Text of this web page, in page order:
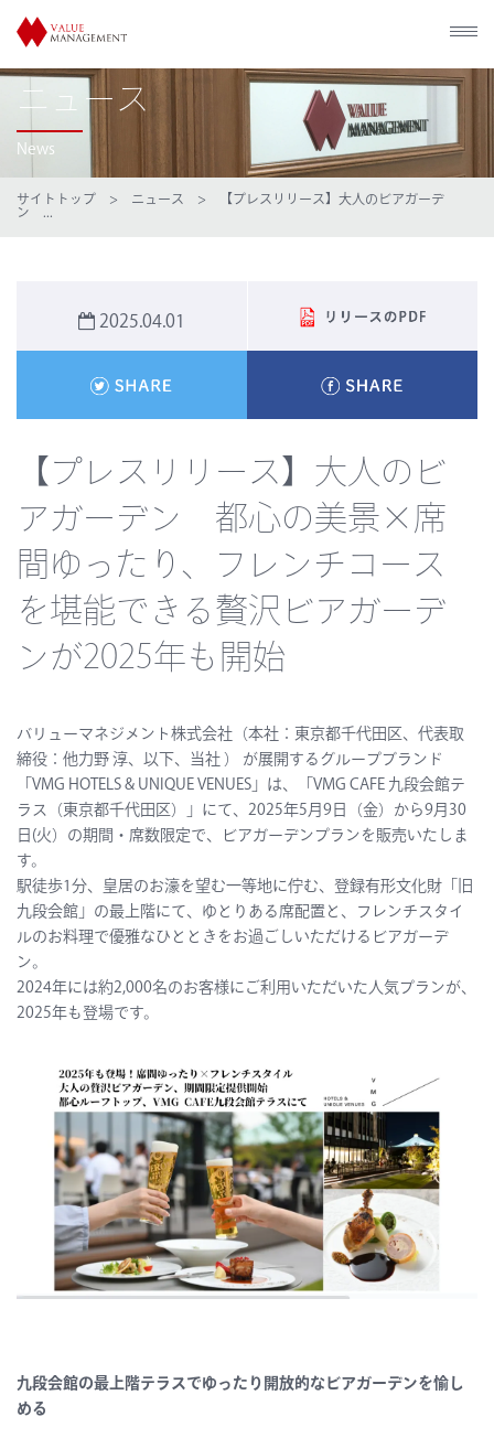
ニュース
News
サイトトップ > ニュース > 【プレスリリース】大人のビアガーデ
ン ...
2025.04.01
【プレスリリース】大人のビ
アガーデン 都心の美景×席
間ゆったり、フレンチコース
を堪能できる贅沢ビアガーデ
ンが2025年も開始
バリューマネジメント株式会社（本社：東京都千代田区、代表取
締役：他力野 淳、以下、当社 ） が展開するグループブランド
「VMG HOTELS & UNIQUE VENUES」は、「VMG CAFE 九段会館テ
ラス（東京都千代田区）」にて、2025年5月9日（金）から9月30
日(火）の期間・席数限定で、ビアガーデンプランを販売いたしま
す。
駅徒歩1分、皇居のお濠を望む一等地に佇む、登録有形文化財「旧
九段会館」の最上階にて、ゆとりある席配置と、フレンチスタイ
ルのお料理で優雅なひとときをお過ごしいただけるビアガーデ
ン。
2024年には約2,000名のお客様にご利用いただいた人気プランが、
2025年も登場です。
九段会館の最上階テラスでゆったり開放的なビアガーデンを愉し
める